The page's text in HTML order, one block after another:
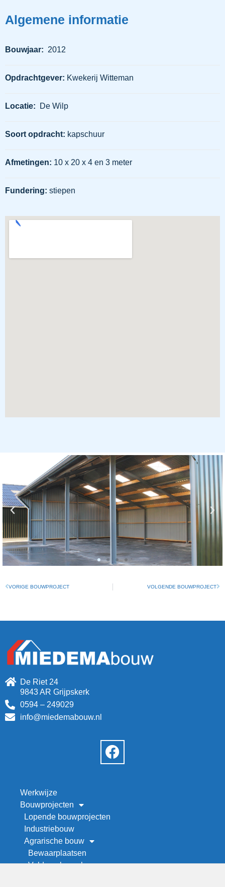
Algemene informatie
Bouwjaar: 2012
Opdrachtgever: Kwekerij Witteman
Locatie: De Wilp
Soort opdracht: kapschuur
Afmetingen: 10 x 20 x 4 en 3 meter
Fundering: stiepen
VORIGE BOUWPROJECT VOLGENDE BOUWPROJECT
De Riet 24
9843 AR Grijpskerk
0594 – 249029
info@miedemabouw.nl
Werkwijze
Bouwprojecten
Lopende bouwprojecten
Industriebouw
Agrarische bouw
Bewaarplaatsen
Veld- en kapschuren